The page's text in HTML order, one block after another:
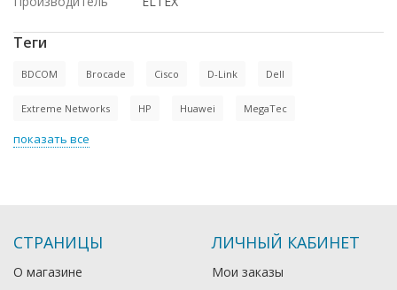
Теги
BDCOM Brocade Cisco D-Link Dell
Extreme Networks HP Huawei MegaTec
показать все
СТРАНИЦЫ
О магазине
ЛИЧНЫЙ КАБИНЕТ
Мои заказы